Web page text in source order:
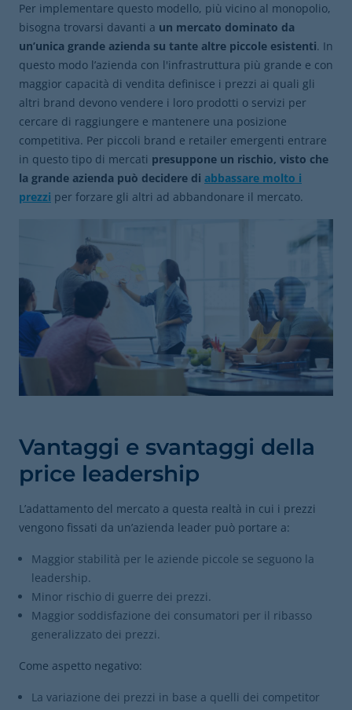
Per implementare questo modello, più vicino al monopolio,
bisogna trovarsi davanti a un mercato dominato da
un’unica grande azienda su tante altre piccole esistenti. In
questo modo l’azienda con l'infrastruttura più grande e con
maggior capacità di vendita definisce i prezzi ai quali gli
altri brand devono vendere i loro prodotti o servizi per
cercare di raggiungere e mantenere una posizione
competitiva. Per piccoli brand e retailer emergenti entrare
in questo tipo di mercati presuppone un rischio, visto che
la grande azienda può decidere di abbassare molto i
prezzi per forzare gli altri ad abbandonare il mercato.
Vantaggi e svantaggi della
price leadership
L’adattamento del mercato a questa realtà in cui i prezzi
vengono fissati da un’azienda leader può portare a:
Maggior stabilità per le aziende piccole se seguono la
leadership.
Minor rischio di guerre dei prezzi.
Maggior soddisfazione dei consumatori per il ribasso
generalizzato dei prezzi.
Come aspetto negativo:
La variazione dei prezzi in base a quelli dei competitor